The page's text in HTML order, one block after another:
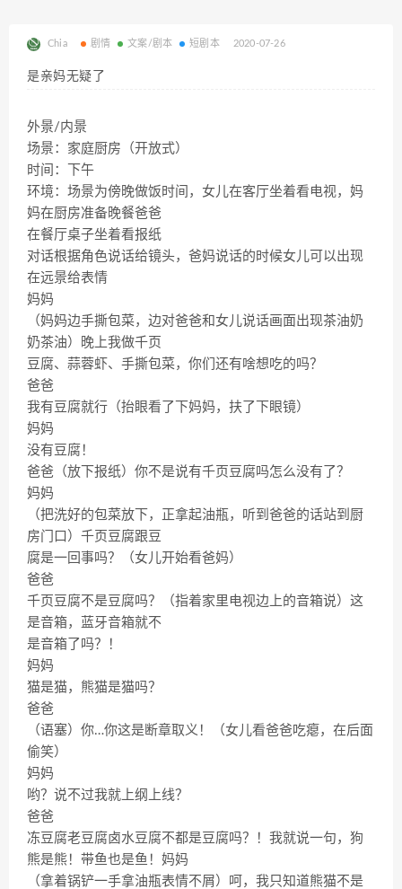
Chia 剧情 文案/剧本 短剧本 2020-07-26
是亲妈无疑了
外景/内景
场景：家庭厨房（开放式）
时间：下午
环境：场景为傍晚做饭时间，女儿在客厅坐着看电视，妈
妈在厨房准备晚餐爸爸
在餐厅桌子坐着看报纸
对话根据角色说话给镜头，爸妈说话的时候女儿可以出现
在远景给表情
妈妈
（妈妈边手撕包菜，边对爸爸和女儿说话画面出现茶油奶
奶茶油）晚上我做千页
豆腐、蒜蓉虾、手撕包菜，你们还有啥想吃的吗？
爸爸
我有豆腐就行（抬眼看了下妈妈，扶了下眼镜）
妈妈
没有豆腐！
爸爸（放下报纸）你不是说有千页豆腐吗怎么没有了？
妈妈
（把洗好的包菜放下，正拿起油瓶，听到爸爸的话站到厨
房门口）千页豆腐跟豆
腐是一回事吗？（女儿开始看爸妈）
爸爸
千页豆腐不是豆腐吗？（指着家里电视边上的音箱说）这
是音箱，蓝牙音箱就不
是音箱了吗？！
妈妈
猫是猫，熊猫是猫吗？
爸爸
（语塞）你…你这是断章取义！（女儿看爸爸吃瘪，在后面
偷笑）
妈妈
哟？说不过我就上纲上线？
爸爸
冻豆腐老豆腐卤水豆腐不都是豆腐吗？！我就说一句，狗
熊是熊！带鱼也是鱼！妈妈
（拿着锅铲一手拿油瓶表情不屑）呵，我只知道熊猫不是